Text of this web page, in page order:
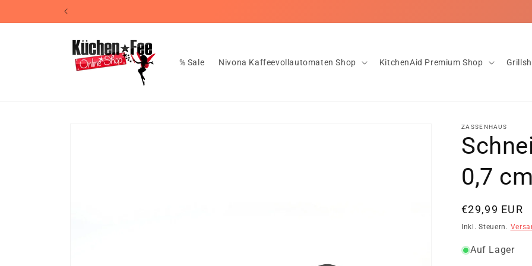
Inhalt
% Sale Nivona Kaffeevollautomaten Shop KitchenAid Premium Shop
ZASSENHAUS
0,7 cm
Normaler
Preis
€29,99 EUR
Inkl. Steuern.
Auf Lager